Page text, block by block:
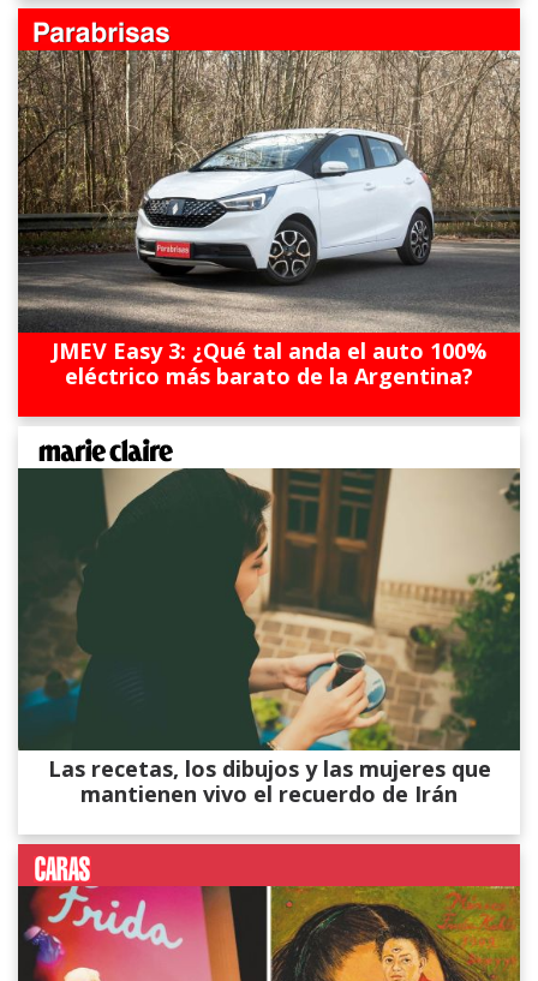
JMEV Easy 3: ¿Qué tal anda el auto 100%
eléctrico más barato de la Argentina?
Las recetas, los dibujos y las mujeres que
mantienen vivo el recuerdo de Irán